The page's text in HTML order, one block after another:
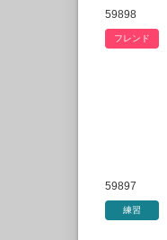
59898
フレンド
59897
練習